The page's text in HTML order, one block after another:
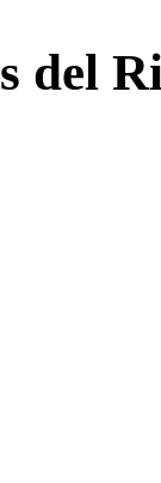
del